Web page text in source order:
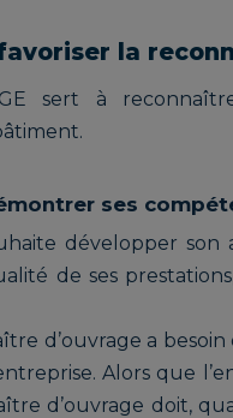
la
sert à
ses
développer
de ses
d’ouvrage a
Alors que
d’ouvrage doit,